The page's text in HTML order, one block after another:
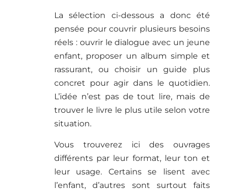
La sélection ci-dessous a donc été
pensée pour couvrir plusieurs besoins
réels : ouvrir le dialogue avec un jeune
enfant, proposer un album simple et
rassurant, ou choisir un guide plus
concret pour agir dans le quotidien.
L’idée n’est pas de tout lire, mais de
trouver le livre le plus utile selon votre
situation.
Vous trouverez ici des ouvrages
différents par leur format, leur ton et
leur usage. Certains se lisent avec
l’enfant, d’autres sont surtout faits